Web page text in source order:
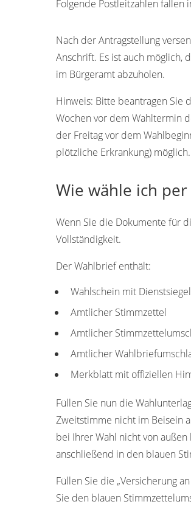
Folgende Postleitzahlen fallen
Nach der Antragstellung
Anschrift. Es ist auch möglich,
im Bürgeramt abzuholen.
Hinweis: Bitte beantragen Sie
Wochen vor dem Wahltermin
der Freitag vor dem
plötzliche Erkrankung) möglich.
Wie wähle ich
Wenn Sie die Dokumente für
Vollständigkeit.
Der Wahlbrief enthält:
Wahlschein mit
Amtlicher Stimmzettel
Amtlicher
Amtlicher
Merkblatt mit offiziellen
Füllen Sie nun die
Zweitstimme nicht im Beisein
bei Ihrer Wahl nicht von
anschließend in den blauen
Füllen Sie die „Versicherung
Sie den blauen